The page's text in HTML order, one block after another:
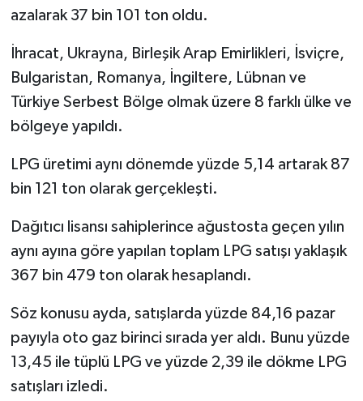
azalarak 37 bin 101 ton oldu.
İhracat, Ukrayna, Birleşik Arap Emirlikleri, İsviçre,
Bulgaristan, Romanya, İngiltere, Lübnan ve
Türkiye Serbest Bölge olmak üzere 8 farklı ülke ve
bölgeye yapıldı.
LPG üretimi aynı dönemde yüzde 5,14 artarak 87
bin 121 ton olarak gerçekleşti.
Dağıtıcı lisansı sahiplerince ağustosta geçen yılın
aynı ayına göre yapılan toplam LPG satışı yaklaşık
367 bin 479 ton olarak hesaplandı.
Söz konusu ayda, satışlarda yüzde 84,16 pazar
payıyla oto gaz birinci sırada yer aldı. Bunu yüzde
13,45 ile tüplü LPG ve yüzde 2,39 ile dökme LPG
satışları izledi.